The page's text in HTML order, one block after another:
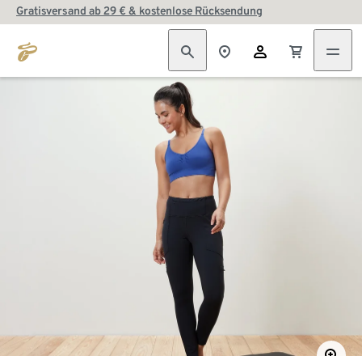
Gratisversand ab 29 € & kostenlose Rücksendung